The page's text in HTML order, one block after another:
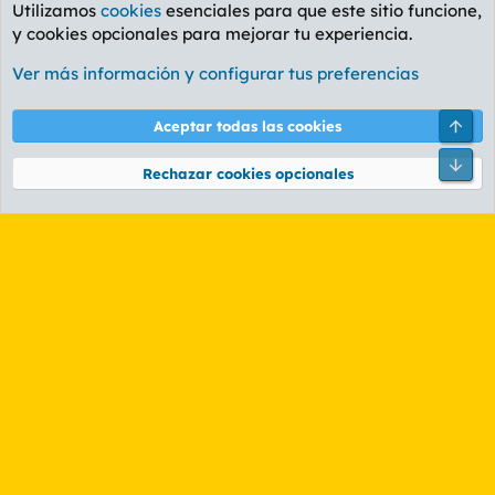
Foro General
Cookies
PL OLDSTYLE AMARILLO
Términos y reglas Política de privacidad Ayuda
Community platform by XenForo® © 2010-2026 XenForo Ltd.
Utilizamos cookies esenciales para que este sitio funcione,
y cookies opcionales para mejorar tu experiencia.
Ver más información y configurar tus preferencias
Aceptar todas las cookies
Rechazar cookies opcionales
Pie